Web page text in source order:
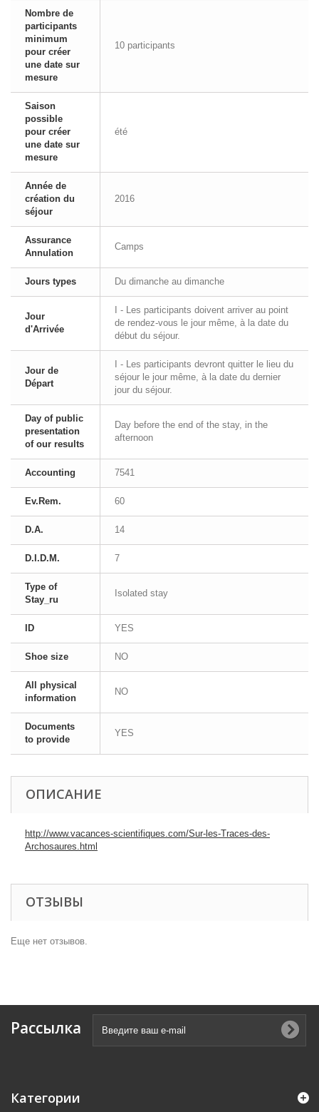
Nombre de
participants
minimum
pour créer
une date sur
mesure
10 participants
Saison
possible
pour créer
une date sur
mesure
été
Année de
création du
séjour
2016
Assurance
Annulation
Camps
Jours types Du dimanche au dimanche
Jour
d'Arrivée
I - Les participants doivent arriver au point
de rendez-vous le jour même, à la date du
début du séjour.
Jour de
Départ
I - Les participants devront quitter le lieu du
séjour le jour même, à la date du dernier
jour du séjour.
Day of public
presentation
of our results
Day before the end of the stay, in the
afternoon
Accounting 7541
Ev.Rem. 60
D.A. 14
D.I.D.M. 7
Type of
Stay_ru
Isolated stay
ID YES
Shoe size NO
All physical
information
NO
Documents
to provide
YES
ОПИСАНИЕ
http://www.vacances-scientifiques.com/Sur-les-Traces-des-
Archosaures.html
ОТЗЫВЫ
Еще нет отзывов.
Рассылка
Категории